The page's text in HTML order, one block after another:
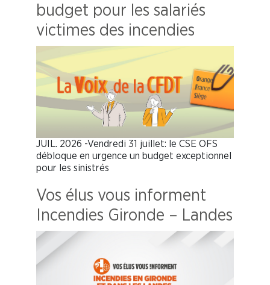
budget pour les salariés
victimes des incendies
JUIL. 2026 -Vendredi 31 juillet: le CSE OFS
débloque en urgence un budget exceptionnel
pour les sinistrés
Vos élus vous informent
Incendies Gironde – Landes